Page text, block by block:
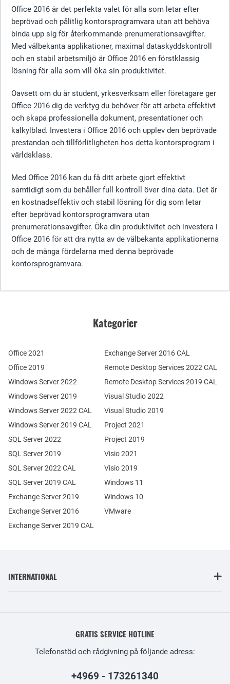
Office 2016 är det perfekta valet för alla som letar efter
beprövad och pålitlig kontorsprogramvara utan att behöva
binda upp sig för återkommande prenumerationsavgifter.
Med välbekanta applikationer, maximal dataskyddskontroll
och en stabil arbetsmiljö är Office 2016 en förstklassig
lösning för alla som vill öka sin produktivitet.
Oavsett om du är student, yrkesverksam eller företagare ger
Office 2016 dig de verktyg du behöver för att arbeta effektivt
och skapa professionella dokument, presentationer och
kalkylblad. Investera i Office 2016 och upplev den beprövade
prestandan och tillförlitligheten hos detta kontorsprogram i
världsklass.
Med Office 2016 kan du få ditt arbete gjort effektivt
samtidigt som du behåller full kontroll över dina data. Det är
en kostnadseffektiv och stabil lösning för dig som letar
efter beprövad kontorsprogramvara utan
prenumerationsavgifter. Öka din produktivitet och investera i
Office 2016 för att dra nytta av de välbekanta applikationerna
och de många fördelarna med denna beprövade
kontorsprogramvara.
Kategorier
Office 2021
Office 2019
Windows Server 2022
Windows Server 2019
Exchange Server 2019
Exchange Server 2016
SQL Server 2022
SQL Server 2019
Windows Server 2022 CAL
Windows Server 2019 CAL
SQL Server 2022 CAL
SQL Server 2019 CAL
Remote Desktop Services 2022 CAL
Remote Desktop Services 2019 CAL
Exchange Server 2019 CAL
Exchange Server 2016 CAL
Visual Studio 2022
Visual Studio 2019
Project 2021
Project 2019
Visio 2021
Visio 2019
Windows 11
Windows 10
VMware
INTERNATIONAL
GRATIS SERVICE HOTLINE
Telefonstöd och rådgivning på följande adress:
+4969 - 173261340